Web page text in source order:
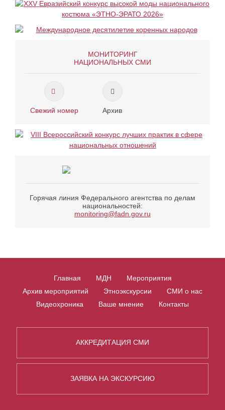
МОНИТОРИНГ
НАЦИОНАЛЬНЫХ СМИ
Свежий номер Архив
Горячая линия Федерального агентства по делам
национальностей:
monitoring@fadn.gov.ru
Главная МДН
Мероприятия
Архив мероприятий
Этноэкскурсии
СМИ о нас
Видеохроника
Ваше мнение Контакты
АККРЕДИТАЦИЯ СМИ
ЗАЯВКА НА ЭКСКУРСИЮ